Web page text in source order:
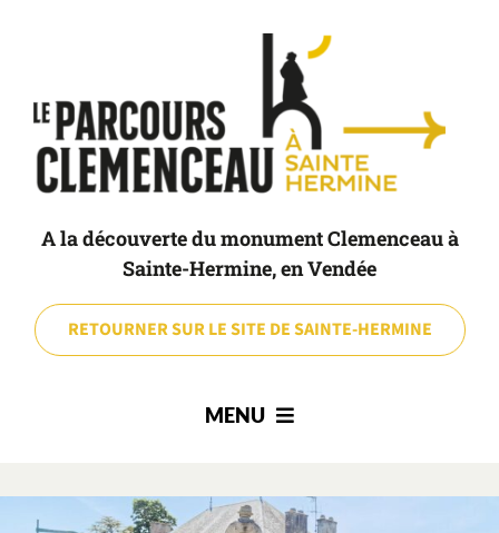
A la découverte du monument Clemenceau à
Sainte-Hermine, en Vendée
RETOURNER SUR LE SITE DE SAINTE-HERMINE
MENU